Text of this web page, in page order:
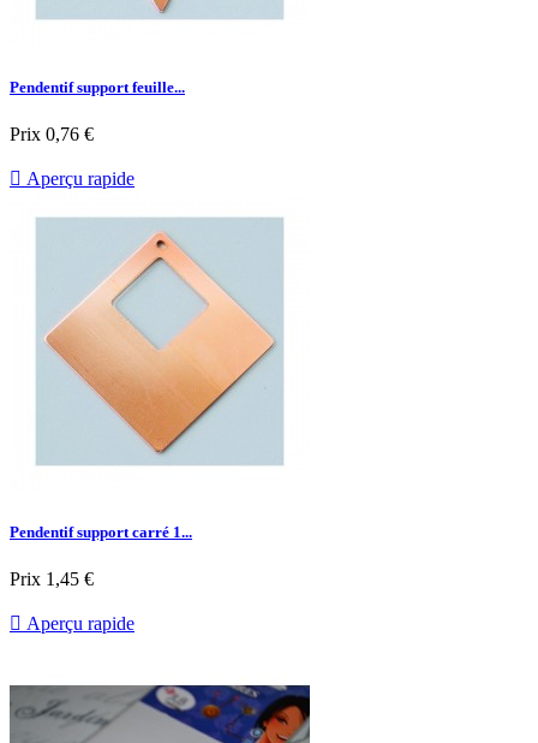
Pendentif support feuille...
Prix 0,76 €
 Aperçu rapide
Pendentif support carré 1...
Prix 1,45 €
 Aperçu rapide